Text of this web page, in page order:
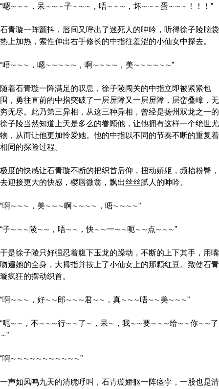
“嗯∼∼∼，呆∼∼∼子∼∼∼，唔∼∼∼，坏∼∼∼蛋∼∼∼！！！”
石青璇一阵颤抖，唇间又呼出了迷死人的呻吟，听得徐子陵脑袋
热上加热，索性伸出右手修长的中指往羞涩的小仙女中探去。
“唔∼∼∼，嗯∼∼∼∼∼，啊∼∼∼∼，美∼∼∼∼∼∼”
随着石青璇一阵满足的叹息，徐子陵闯关的中指立即被紧紧包
围，勇往直前的中指突破了一层屏障又一层屏障，层峦叠嶂，无
穷无尽。此乃第三异相，从这三种异相，曾经是扬州双龙之一的
徐子陵当然知道上天是多么的眷顾他，让他拥有这样一个绝世尤
物，从而让他更加怜爱她。他的中指以不同的节奏不断的重复着
相同的探险过程。
极度的快感让石青璇不断的把织首后仰，扭动娇躯，频抬粉臀，
去迎接更大的快感，樱唇微翕，飘出丝丝腻人的呻吟。
“啊∼∼∼，美∼∼∼啊∼∼∼∼，唔∼∼∼∼”
“子∼∼∼陵∼∼，唔∼∼，快∼∼一∼∼呃∼∼点∼∼∼”
于是徐子陵只好强忍着腹下玉龙的躁动，不断的上下其手，用嘴
吻遍她的全身，大拇指并按上了小仙女上的那颗红豆。致使石青
璇疯狂的摆动织首。
“啊∼∼∼，好∼∼郎∼∼∼君∼∼，真∼∼∼唔∼∼美∼∼∼”
“呃∼∼，不∼∼∼行∼∼了∼，呆∼，我∼∼要∼∼∼给∼∼你∼∼了
∼”
“啊∼∼∼∼∼∼∼∼∼∼∼”
一声如凤鸣九天的清脆呼叫，石青璇娇躯一阵痉挛，一股也是清